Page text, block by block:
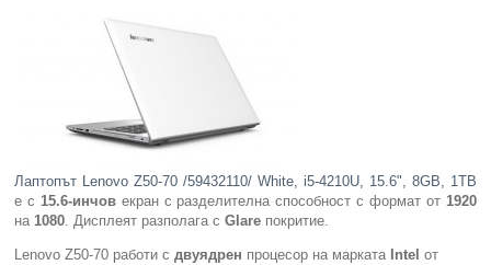
Лаптопът Lenovo Z50-70 /59432110/ White, i5-4210U, 15.6", 8GB, 1TB
е с15.6-инчов екран с разделителна способност с формат от 1920
на1080. Дисплеят разполага сGlare покритие.
Lenovo Z50-70 работи сдвуядрен процесор на марката Intel от